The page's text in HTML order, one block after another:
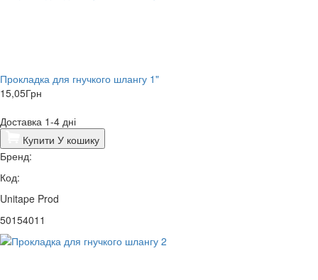
Прокладка для гнучкого шлангу 1"
15,05Грн
Доставка 1-4 дні
Купити У кошику
Бренд:
Код:
Unitape Prod
50154011